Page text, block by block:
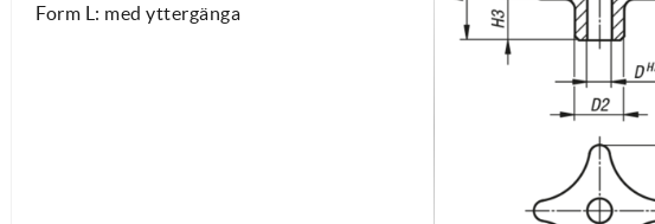
Form L: med yttergänga